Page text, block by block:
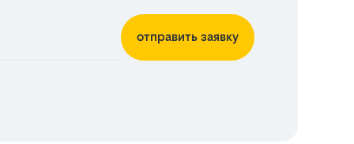
отправить заявку